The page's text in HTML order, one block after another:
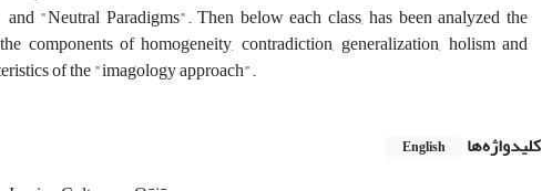
"Neutral Paradigms". Then below each class, has been analyzed the
components of homogeneity, contradiction, generalization, holism and
of the "imagology approach".
کلیدواژه‌ها English